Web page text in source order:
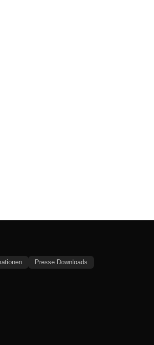
Presse Downloads